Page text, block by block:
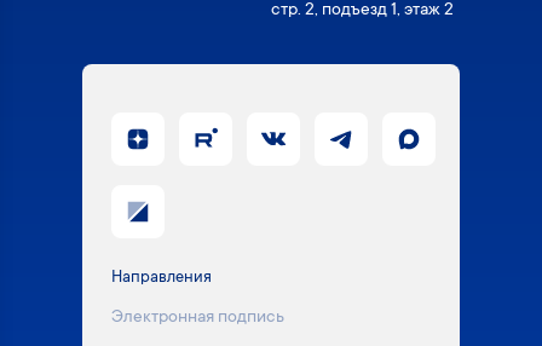
стр. 2, подъезд 1, этаж 2
Направления
Электронная подпись